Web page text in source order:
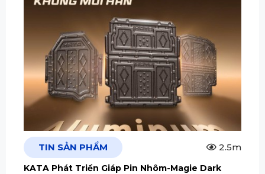
TIN SẢN PHẨM 2.5m
KATA Phát Triển Giáp Pin Nhôm-Magie Dark